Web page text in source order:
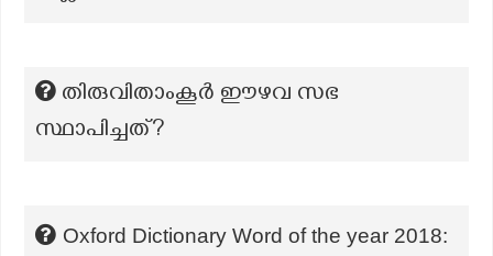
തിരുവിതാംകൂർ ഈഴവ സഭ
സ്ഥാപിച്ചത്?
Oxford Dictionary Word of the year 2018: